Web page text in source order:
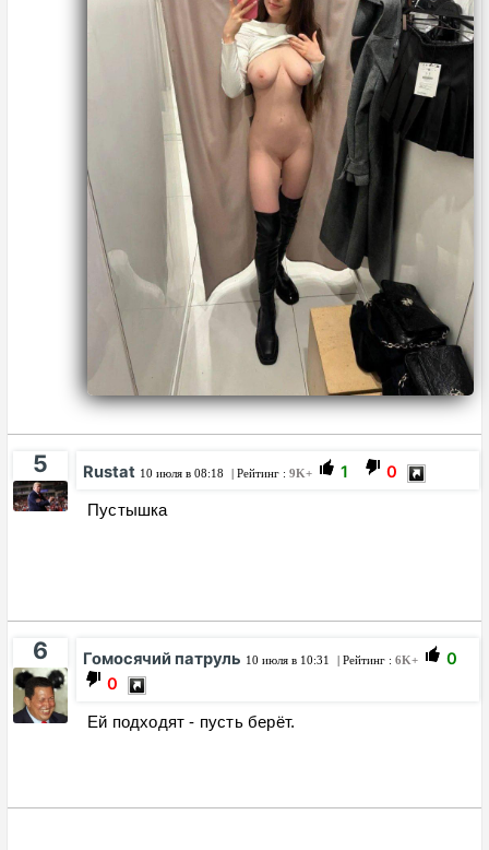
5 Rustat 10 июля в 08:18 | Рейтинг : 9K+ 1 0
Пустышка
6 Гомосячий патруль 10 июля в 10:31 | Рейтинг : 6K+
0
0
Ей подходят - пусть берёт.